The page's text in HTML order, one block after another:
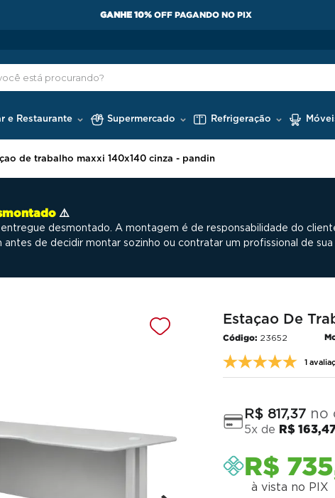
e Restaurante Supermercado Refrigeração
de trabalho maxxi 140x140 cinza - pandin
⚠️
desmontado. A montagem é de responsabilidade do
de decidir montar sozinho ou contratar um profissional de sua
Estaçao De
23652
1
R$ 817,37 no
5x de R$ 163,
R$ 735
à vista no PIX